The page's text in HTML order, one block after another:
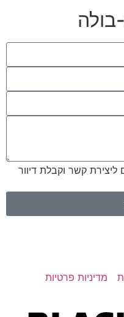
קשר וקבלת דיוור
מדיניות פרטיות